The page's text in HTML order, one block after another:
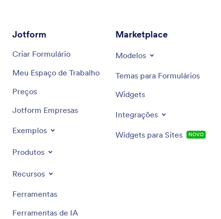
Jotform
Criar Formulário
Meu Espaço de Trabalho
Preços
Jotform Empresas
Exemplos
Produtos
Recursos
Ferramentas
Ferramentas de IA
Marketplace
Modelos
Temas para Formulários
Widgets
Integrações
Widgets para Sites NOVO